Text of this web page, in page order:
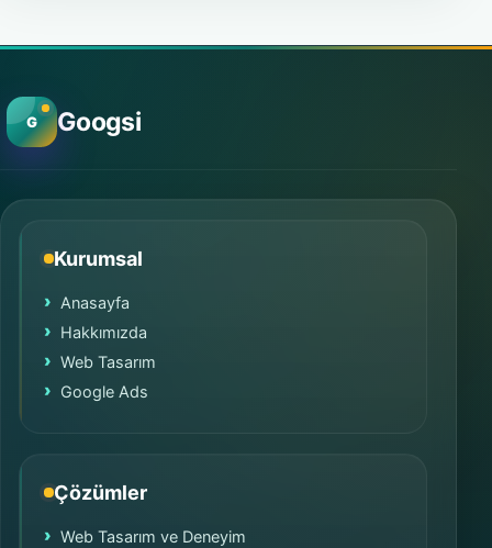
G Googsi
Kurumsal
Anasayfa
Hakkımızda
Web Tasarım
Google Ads
Çözümler
Web Tasarım ve Deneyim